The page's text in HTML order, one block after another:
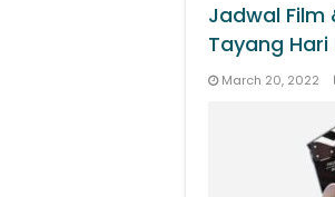
Jadwal Film
Tayang Hari
March 20, 2022